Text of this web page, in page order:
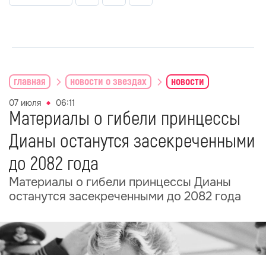
главная новости о звездах новости
07 июля 06:11
Материалы о гибели принцессы
Дианы останутся засекреченными
до 2082 года
Материалы о гибели принцессы Дианы
останутся засекреченными до 2082 года